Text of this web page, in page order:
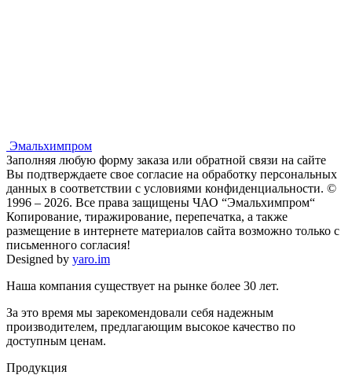
Эмальхимпром
Заполняя любую форму заказа или обратной связи на сайте
Вы подтверждаете свое согласие на обработку персональных
данных в соответствии с условиями конфиденциальности. ©
1996 – 2026. Все права защищены ЧАО “Эмальхимпром“
Копирование, тиражирование, перепечатка, а также
размещение в интернете материалов сайта возможно только с
письменного согласия!
Designed by yaro.im
Наша компания существует на рынке более 30 лет.
За это время мы зарекомендовали себя надежным
производителем, предлагающим высокое качество по
доступным ценам.
Продукция